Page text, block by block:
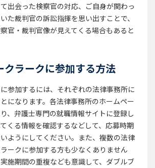
出会った検察官の対応、ご自身が関わっ
た裁判官の訴訟指揮を思い出すことで、
官・裁判官像が見えてくる場合もあると
ラークに参加する方法
参加するには、それぞれの法律事務所に
になります。各法律事務所のホームペー
、弁護士専門の就職情報サイトに登録し
くる情報を確認するなどして、応募時期
ようにしてください。また、複数の法律
ークに参加する方も少なくありません
施期間の重複なども意識して、ダブルブ